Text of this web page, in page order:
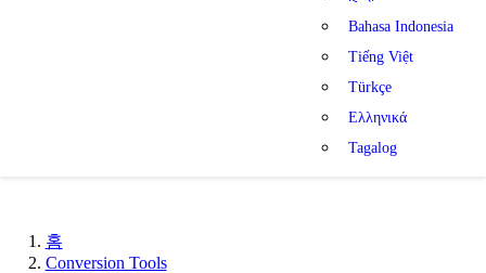
Bahasa Indonesia
Tiếng Việt
Türkçe
Ελληνικά
Tagalog
홈
Conversion Tools